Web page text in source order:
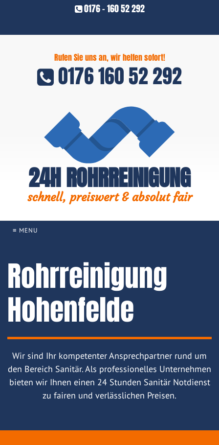
0176 - 160 52 292
Rufen Sie uns an, wir helfen sofort!
0176 160 52 292
24H ROHRREINIGUNG
schnell, preiswert & absolut fair
≡ MENU
Rohrreinigung
Hohenfelde
Wir sind Ihr kompetenter Ansprechpartner rund um
den Bereich Sanitär. Als professionelles Unternehmen
bieten wir Ihnen einen 24 Stunden Sanitär Notdienst
zu fairen und verlässlichen Preisen.